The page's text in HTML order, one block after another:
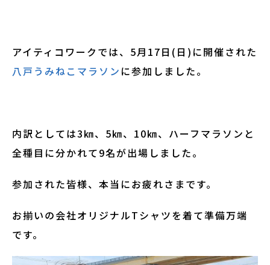
アイティコワークでは、5月17日(日)に開催された
八戸うみねこマラソン に参加しました。
内訳としては3㎞、5㎞、10㎞、ハーフマラソンと
全種目に分かれて9名が出場しました。
参加された皆様、本当にお疲れさまです。
お揃いの会社オリジナルTシャツを着て準備万端
です。